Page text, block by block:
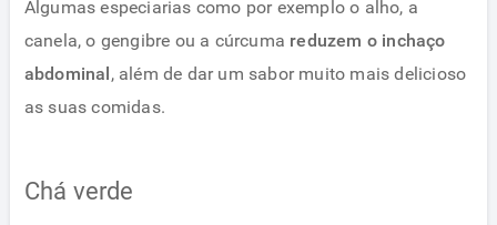
Algumas especiarias como por exemplo o alho, a
canela, o gengibre ou a cúrcuma reduzem o inchaço
abdominal, além de dar um sabor muito mais delicioso
as suas comidas.
Chá verde